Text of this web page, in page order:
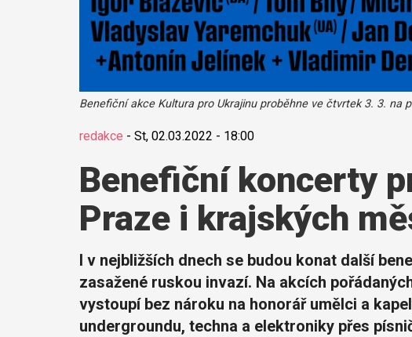
Benefiční akce Kultura pro Ukrajinu proběhne ve čtvrtek 3. 3. na
redakce - St, 02.03.2022 - 18:00
Benefiční koncerty
Praze i krajských
I v nejbližších dnech se budou konat další
zasažené ruskou invazí. Na akcích
vystoupí bez nároku na honorář umělci a
undergroundu, techna a elektroniky přes